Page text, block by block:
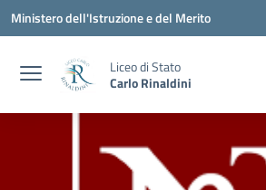
Vai ai contenuti
Vai al menu di navigazione
Vai al footer
Ministero dell'Istruzione e del Merito
Liceo di Stato
Carlo Rinaldini